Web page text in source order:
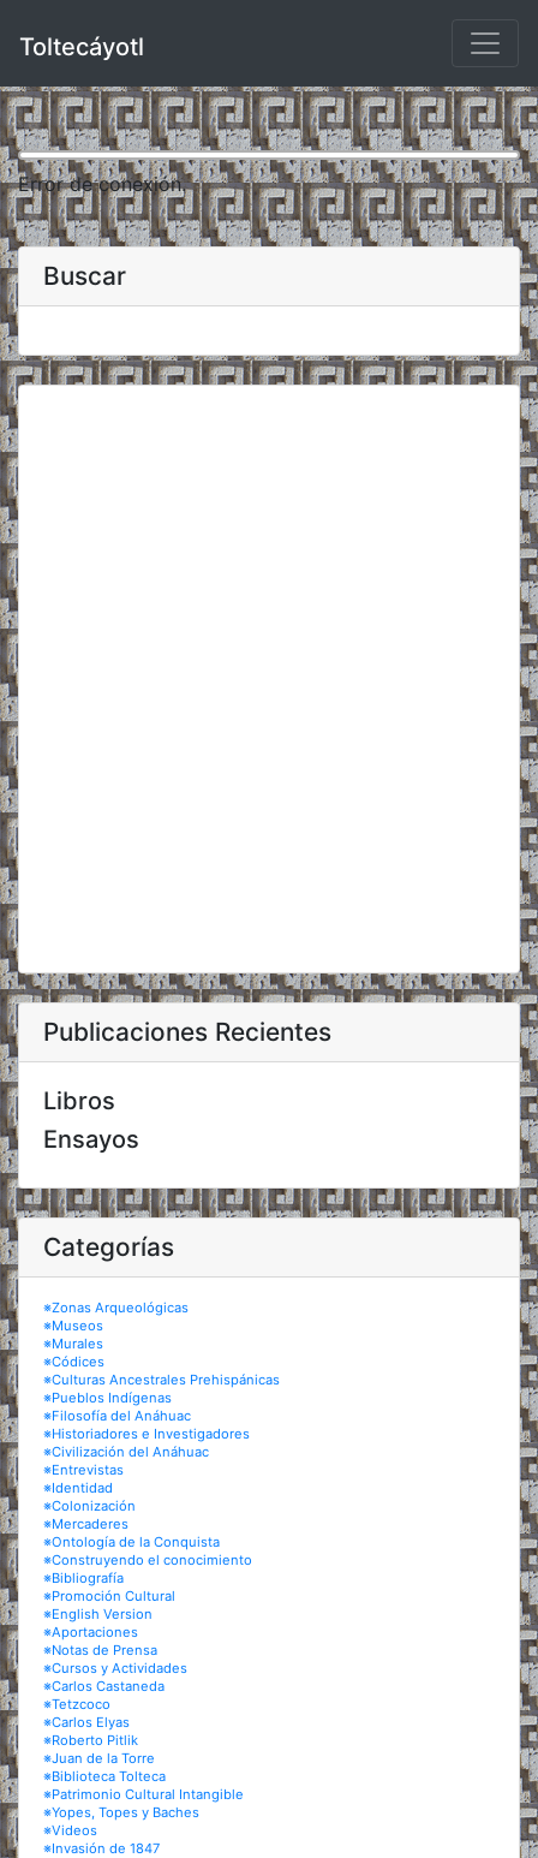
Toltecáyotl
Error de conexión.
Buscar
Publicaciones Recientes
Libros
Ensayos
Categorías
※Zonas Arqueológicas
※Museos
※Murales
※Códices
※Culturas Ancestrales Prehispánicas
※Pueblos Indígenas
※Filosofía del Anáhuac
※Historiadores e Investigadores
※Civilización del Anáhuac
※Entrevistas
※Identidad
※Colonización
※Mercaderes
※Ontología de la Conquista
※Construyendo el conocimiento
※Bibliografía
※Promoción Cultural
※English Version
※Aportaciones
※Notas de Prensa
※Cursos y Actividades
※Carlos Castaneda
※Tetzcoco
※Carlos Elyas
※Roberto Pitlik
※Juan de la Torre
※Biblioteca Tolteca
※Patrimonio Cultural Intangible
※Yopes, Topes y Baches
※Videos
※Invasión de 1847